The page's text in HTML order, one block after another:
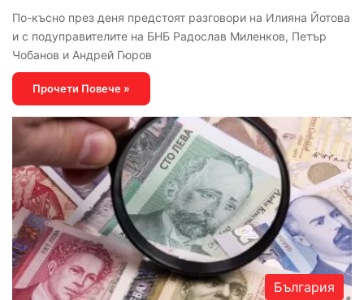
По-късно през деня предстоят разговори на Илияна Йотова
и с подуправителите на БНБ Радослав Миленков, Петър
Чобанов и Андрей Гюров
Прочети Повече »
България